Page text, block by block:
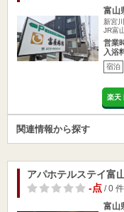
富山
新宮
JR富
営業
入浴
宿泊
楽天
関連情報から探す
アパホテルステイ富
-点/ 0 件
富山